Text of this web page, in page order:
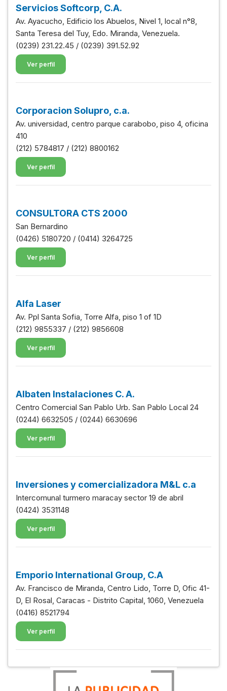
Servicios Softcorp, C.A.
Av. Ayacucho, Edificio los Abuelos, Nivel 1, local n°8,
Santa Teresa del Tuy, Edo. Miranda, Venezuela.
(0239) 231.22.45 / (0239) 391.52.92
Ver perfil
Corporacion Solupro, c.a.
Av. universidad, centro parque carabobo, piso 4, oficina
410
(212) 5784817 / (212) 8800162
Ver perfil
CONSULTORA CTS 2000
San Bernardino
(0426) 5180720 / (0414) 3264725
Ver perfil
Alfa Laser
Av. Ppl Santa Sofia, Torre Alfa, piso 1 of 1D
(212) 9855337 / (212) 9856608
Ver perfil
Albaten Instalaciones C. A.
Centro Comercial San Pablo Urb. San Pablo Local 24
(0244) 6632505 / (0244) 6630696
Ver perfil
Inversiones y comercializadora M&L c.a
Intercomunal turmero maracay sector 19 de abril
(0424) 3531148
Ver perfil
Emporio International Group, C.A
Av. Francisco de Miranda, Centro Lido, Torre D, Ofic 41-
D, El Rosal, Caracas - Distrito Capital, 1060, Venezuela
(0416) 8521794
Ver perfil